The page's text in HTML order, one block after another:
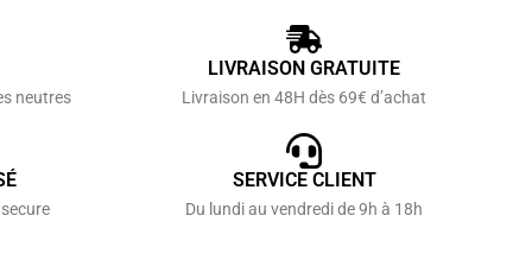
neutres
LIVRAISON GRATUITE
Livraison en 48H dès 69€ d’achat
SERVICE CLIENT
Du lundi au vendredi de 9h à 18h